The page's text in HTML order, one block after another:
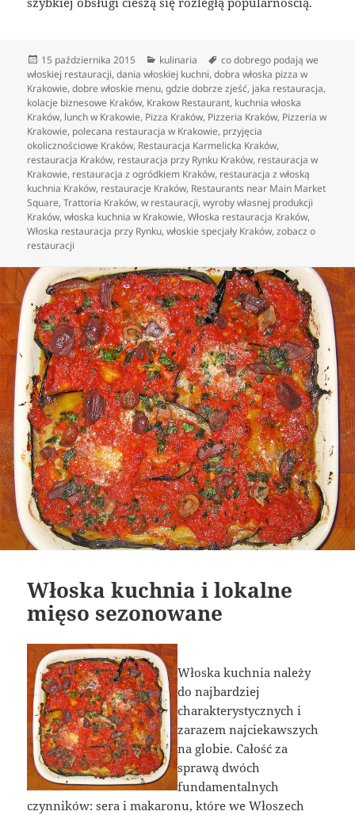
Data
publikacji
15 października 2015 Kategorie
kulinaria Tagi
co dobrego podają we
włoskiej restauracji,dania włoskiej kuchni,dobra włoska pizza w
Krakowie,dobre włoskie menu,gdzie dobrze zjeść, jaka restauracja,
kolacje biznesowe Kraków, Krakow Restaurant, kuchnia włoska
Kraków, lunch w Krakowie, Pizza Kraków, Pizzeria Kraków, Pizzeria w
Krakowie, polecana restauracja w Krakowie, przyjęcia
okolicznościowe Kraków, Restauracja Karmelicka Kraków,
restauracja Kraków, restauracja przy Rynku Kraków, restauracja w
Krakowie, restauracja z ogródkiem Kraków, restauracja z włoską
kuchnia Kraków, restauracje Kraków, Restaurants near Main Market
Square,Trattoria Kraków,w restauracji,wyroby własnej produkcji
Kraków,włoska kuchnia w Krakowie,Włoska restauracja Kraków,
Włoska restauracja przy Rynku,włoskie specjały Kraków,zobacz o
restauracji
Włoska kuchnia i lokalne
mięso sezonowane
Włoska kuchnia należy
do najbardziej
charakterystycznych i
zarazem najciekawszych
na globie. Całość za
sprawą dwóch
fundamentalnych
czynników: sera i makaronu, które we Włoszech